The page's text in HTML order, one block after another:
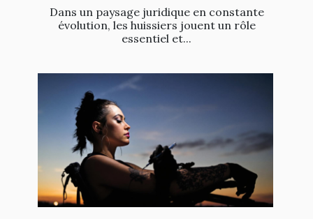
Dans un paysage juridique en constante
évolution, les huissiers jouent un rôle
essentiel et...